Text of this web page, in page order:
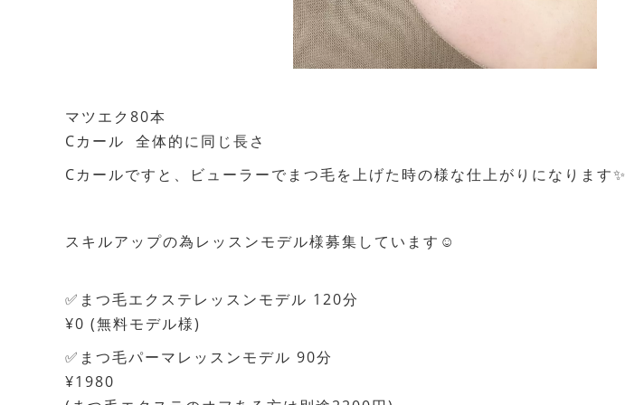
マツエク80本
Cカール 全体的に同じ長さ
Cカールですと、ビューラーでまつ毛を上げた時の様な仕上がりになります✨
スキルアップの為レッスンモデル様募集しています☺️
✅まつ毛エクステレッスンモデル 120分
¥0 (無料モデル様)
✅まつ毛パーマレッスンモデル 90分
¥1980